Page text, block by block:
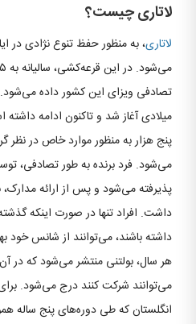
لاتاری چیست؟
لاتاری، به منظور حفظ تنوع نژادی در
تصادفی ویزای این کشور داده می‌شود.
پنج هزار به منظور موارد خاص در نظر
می‌شود. فرد برنده به طور تصادفی،
پذیرفته می‌شود و پس از ارائه مدارک،
داشت. افراد تنها در صورت اینکه
داشته باشند، می‌توانند از شانس
هر سال، بولتنی منتشر می‌شود که در
می‌توانند شرکت کنند درج می‌شود.